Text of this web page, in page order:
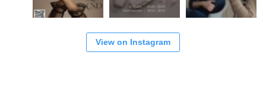
View on Instagram